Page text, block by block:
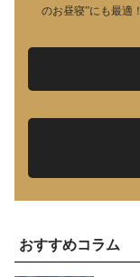
のお昼寝”にも最適！
おすすめコラム